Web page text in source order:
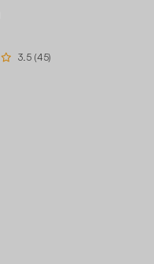
3.5 (45)